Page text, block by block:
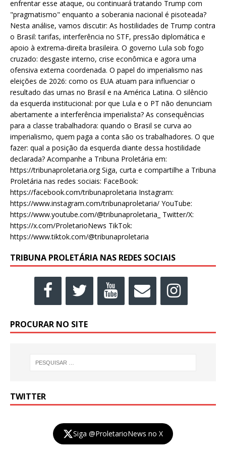
enfrentar esse ataque, ou continuará tratando Trump com
"pragmatismo" enquanto a soberania nacional é pisoteada?
Nesta análise, vamos discutir: As hostilidades de Trump contra
o Brasil: tarifas, interferência no STF, pressão diplomática e
apoio à extrema-direita brasileira. O governo Lula sob fogo
cruzado: desgaste interno, crise econômica e agora uma
ofensiva externa coordenada. O papel do imperialismo nas
eleições de 2026: como os EUA atuam para influenciar o
resultado das urnas no Brasil e na América Latina. O silêncio
da esquerda institucional: por que Lula e o PT não denunciam
abertamente a interferência imperialista? As consequências
para a classe trabalhadora: quando o Brasil se curva ao
imperialismo, quem paga a conta são os trabalhadores. O que
fazer: qual a posição da esquerda diante dessa hostilidade
declarada? Acompanhe a Tribuna Proletária em:
https://tribunaproletaria.org Siga, curta e compartilhe a Tribuna
Proletária nas redes sociais: FaceBook:
https://facebook.com/tribunaproletaria Instagram:
https://www.instagram.com/tribunaproletaria/ YouTube:
https://www.youtube.com/@tribunaproletaria_ Twitter/X:
https://x.com/ProletarioNews TikTok:
https://www.tiktok.com/@tribunaproletaria
TRIBUNA PROLETÁRIA NAS REDES SOCIAIS
PROCURAR NO SITE
TWITTER
Siga @ProletarioNews no X